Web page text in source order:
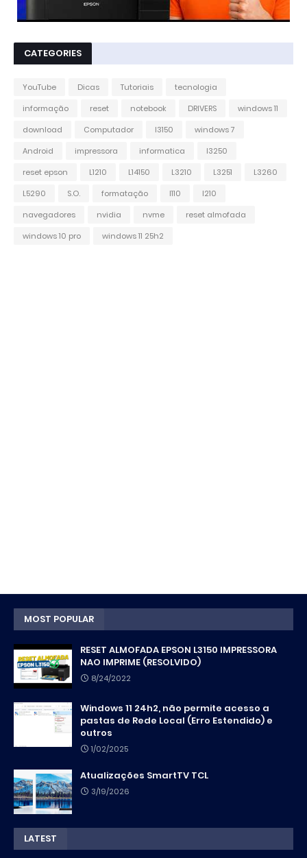
CATEGORIES
YouTube Dicas Tutoriais
tecnologia
informação
reset notebook DRIVERS
windows 11
download
Computador l3150
windows 7
Android
impressora informatica
l3250
reset epson
L1210 L14150 L3210 L3251
L3260
L5290
S.O. formatação l110
l210
navegadores
nvidia nvme
reset almofada
windows 10 pro
windows 11 25h2
MOST POPULAR
RESET ALMOFADA EPSON L3150 IMPRESSORA
NAO IMPRIME (RESOLVIDO)
8/24/2022
Windows 11 24h2, não permite acesso a
pastas de Rede Local (Erro Estendido) e
outros
1/02/2025
Atualizações SmartTV TCL
3/19/2026
LATEST